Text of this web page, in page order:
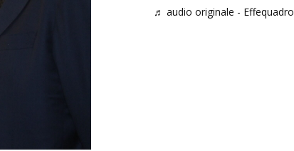
♬ audio originale - Effequadro